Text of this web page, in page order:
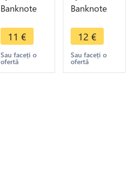
Banknote
100 Pesos
Oro General
Antonio
Nariño
11 €
Sau faceți o
ofertă
Banknote
Pesos Oro
José María
Córdoba
1980 UNC -
12 €
Sau faceți o
ofertă